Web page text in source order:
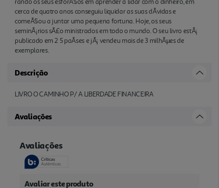
cerca de quatro anos conseguiu liquidar as suas dÃ­vidas e
comeÃ§ou a juntar uma pequena fortuna. Hoje, os seus
seminÃ¡rios sÃ£o ministrados em todo o mundo. O seu livro estÃ¡
publicado em 2 5 paÃ­ses e jÃ¡ vendeu mais de 3 milhÃµes de
exemplares.
Descrição
LIVRO O CAMINHO P/ A LIBERDADE FINANCEIRA
Avaliações